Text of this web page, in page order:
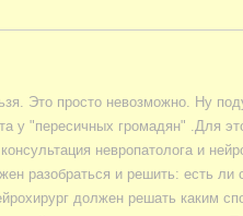
Это просто невозможно. Ну
у "пересичных громадян" .Для
невропатолога и
разобраться и решить: есть
должен решать каким